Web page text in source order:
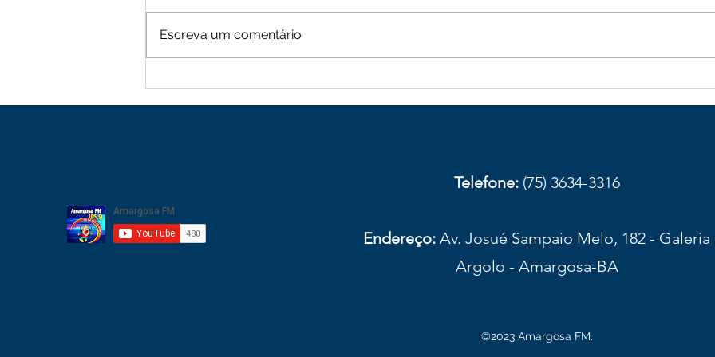
Escreva um comentário
Telefone: (75) 3634-3316
Endereço: Av. Josué Sampaio Melo, 182 - Galeria
Argolo - Amargosa-BA
©2023 Amargosa FM.